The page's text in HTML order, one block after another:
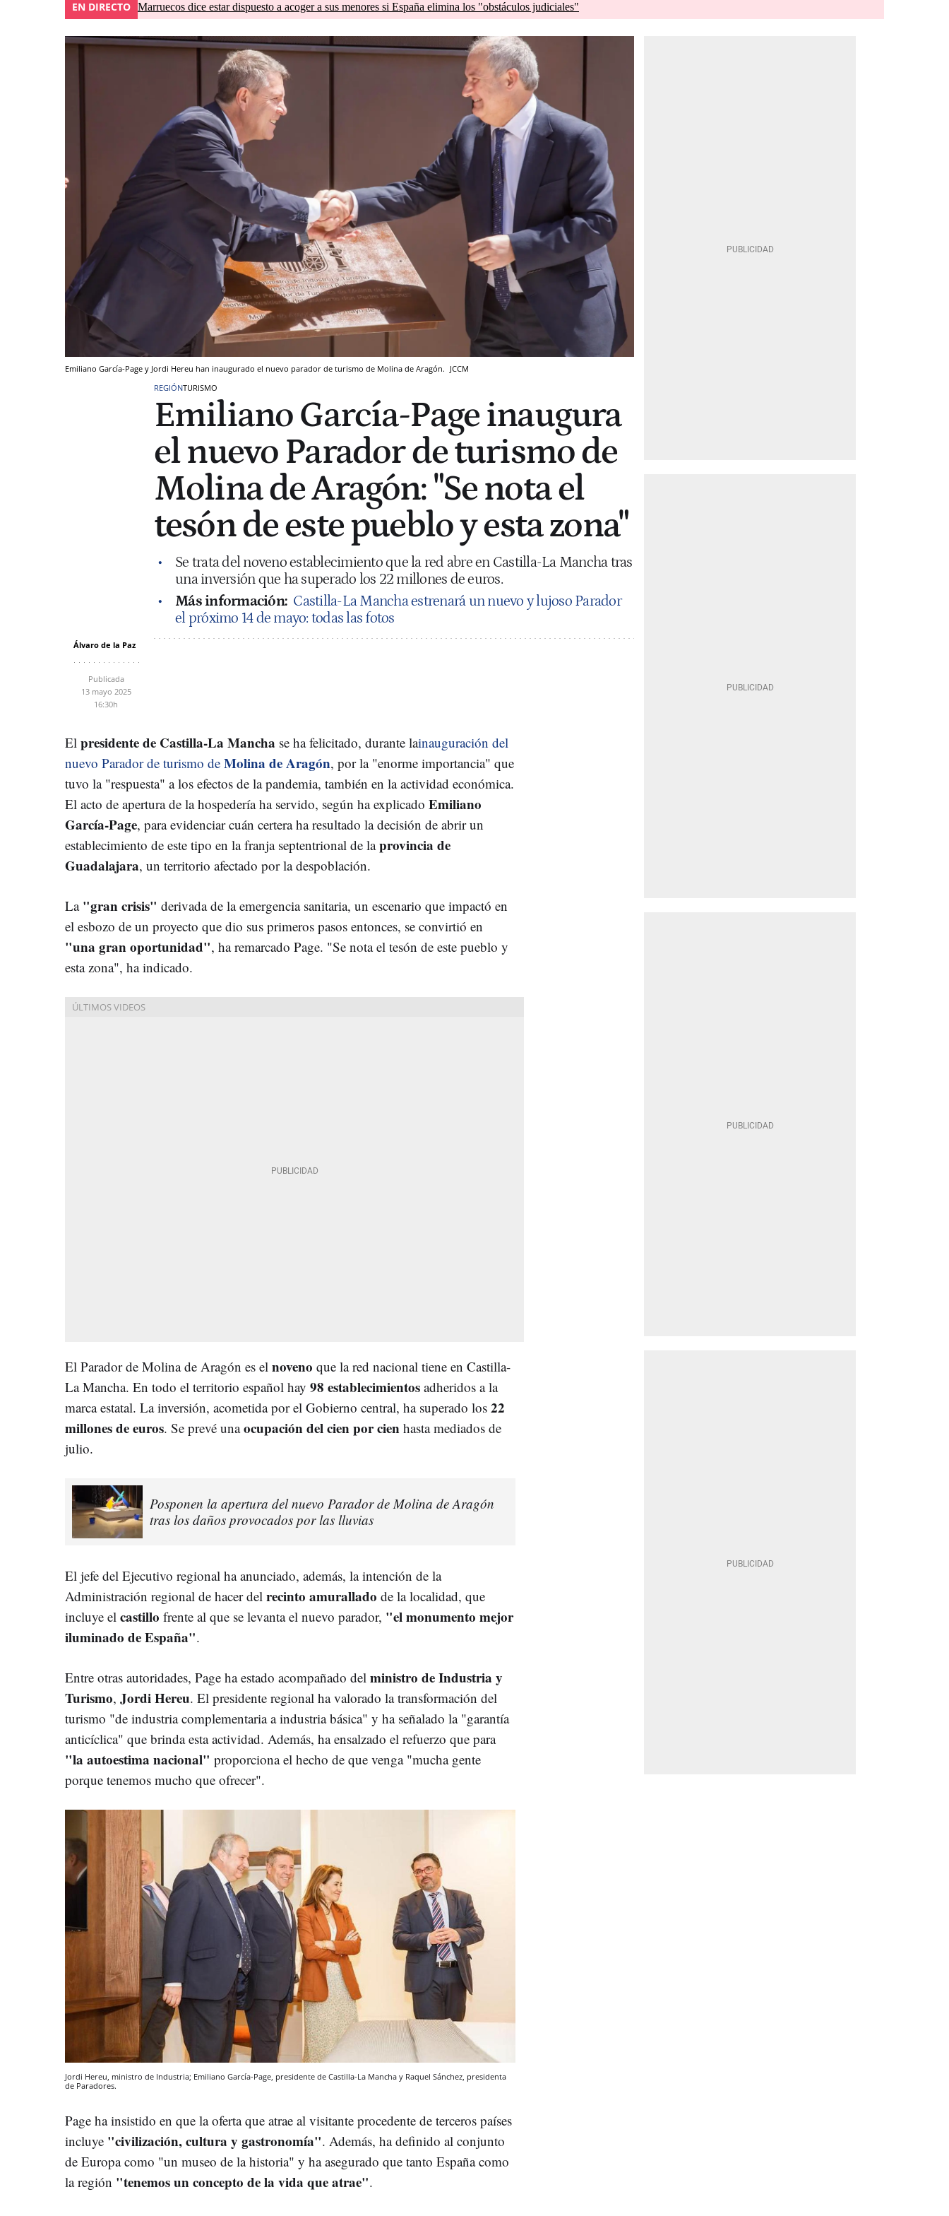
EN DIRECTO Marruecos dice estar dispuesto a acoger a sus menores si España elimina los "obstáculos judiciales"
Emiliano García-Page y Jordi Hereu han inaugurado el nuevo parador de turismo de Molina de Aragón. JCCM
REGIÓNTURISMO
Emiliano García-Page inaugura
el nuevo Parador de turismo de
Molina de Aragón: "Se nota el
tesón de este pueblo y esta zona"
Se trata del noveno establecimiento que la red abre en Castilla-La Mancha tras
una inversión que ha superado los 22 millones de euros.
Más información: Castilla-La Mancha estrenará un nuevo y lujoso Parador
el próximo 14 de mayo: todas las fotos
Álvaro de la Paz
Publicada
13 mayo 2025
16:30h
El presidente de Castilla-La Mancha se ha felicitado, durante lainauguración del
nuevo Parador de turismo de Molina de Aragón, por la "enorme importancia" que
tuvo la "respuesta" a los efectos de la pandemia, también en la actividad económica.
El acto de apertura de la hospedería ha servido, según ha explicado Emiliano
García-Page, para evidenciar cuán certera ha resultado la decisión de abrir un
establecimiento de este tipo en la franja septentrional de laprovincia de
Guadalajara, un territorio afectado por la despoblación.
La "gran crisis" derivada de la emergencia sanitaria, un escenario que impactó en
el esbozo de un proyecto que dio sus primeros pasos entonces, se convirtió en
"una gran oportunidad", ha remarcado Page. "Se nota el tesón de este pueblo y
esta zona", ha indicado.
El Parador de Molina de Aragón es el noveno que la red nacional tiene en Castilla-
La Mancha. En todo el territorio español hay 98 establecimientos adheridos a la
marca estatal. La inversión, acometida por el Gobierno central, ha superado los 22
millones de euros. Se prevé unaocupación del cien por cien hasta mediados de
julio.
Posponen la apertura del nuevo Parador de Molina de Aragón
tras los daños provocados por las lluvias
El jefe del Ejecutivo regional ha anunciado, además, la intención de la
Administración regional de hacer del recinto amurallado de la localidad, que
incluye el castillo frente al que se levanta el nuevo parador, "el monumento mejor
iluminado de España".
Entre otras autoridades, Page ha estado acompañado del ministro de Industria y
Turismo, Jordi Hereu. El presidente regional ha valorado la transformación del
turismo "de industria complementaria a industria básica" y ha señalado la "garantía
anticíclica" que brinda esta actividad. Además, ha ensalzado el refuerzo que para
"la autoestima nacional" proporciona el hecho de que venga "mucha gente
porque tenemos mucho que ofrecer".
Jordi Hereu, ministro de Industria; Emiliano García-Page, presidente de Castilla-La Mancha y Raquel Sánchez, presidenta
de Paradores.
Page ha insistido en que la oferta que atrae al visitante procedente de terceros países
incluye "civilización, cultura y gastronomía". Además, ha definido al conjunto
de Europa como "un museo de la historia" y ha asegurado que tanto España como
la región "tenemos un concepto de la vida que atrae".